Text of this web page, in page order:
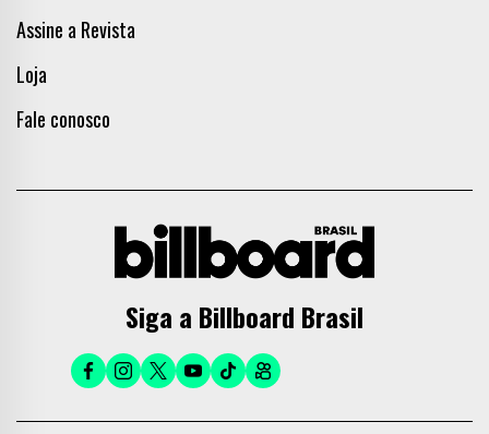
Assine a Revista
Loja
Fale conosco
Siga a Billboard Brasil